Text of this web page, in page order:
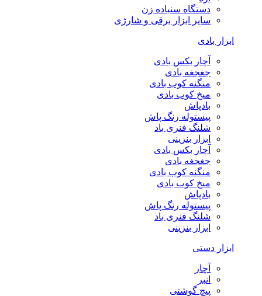
دستگاه سنباده زن
سایر ابزار برقی و شارژی
ابزار بادی
آچار بکس بادی
جغجغه بادی
منگنه کوب بادی
میخ کوب بادی
بادپاش
پیستوله رنگ پاش
شلنگ فنری باد
ابزار بنزینی
آچار بکس بادی
جغجغه بادی
منگنه کوب بادی
میخ کوب بادی
بادپاش
پیستوله رنگ پاش
شلنگ فنری باد
ابزار بنزینی
ابزار دستی
آچار
انبر
پیچ گوشتی